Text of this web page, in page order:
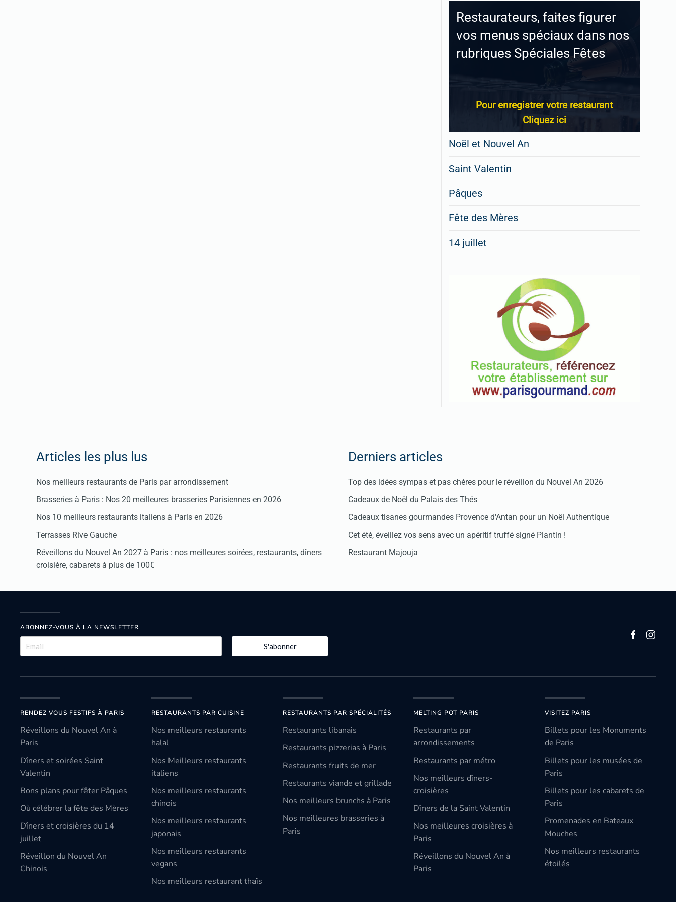
Restaurateurs, faites figurer
vos menus spéciaux dans nos
rubriques Spéciales Fêtes
Pour enregistrer votre restaurant
Cliquez ici
Noël et Nouvel An
Saint Valentin
Pâques
Fête des Mères
14 juillet
Articles les plus lus
Nos meilleurs restaurants de Paris par arrondissement
Brasseries à Paris : Nos 20 meilleures brasseries Parisiennes en 2026
Nos 10 meilleurs restaurants italiens à Paris en 2026
Terrasses Rive Gauche
Réveillons du Nouvel An 2027 à Paris : nos meilleures soirées, restaurants, dîners
croisière, cabarets à plus de 100€
Derniers articles
Top des idées sympas et pas chères pour le réveillon du Nouvel An 2026
Cadeaux de Noël du Palais des Thés
Cadeaux tisanes gourmandes Provence d'Antan pour un Noël Authentique
Cet été, éveillez vos sens avec un apéritif truffé signé Plantin !
Restaurant Majouja
ABONNEZ-VOUS À LA NEWSLETTER
S'abonner
RENDEZ VOUS FESTIFS À PARIS
Réveillons du Nouvel An à
Paris
Dîners et soirées Saint
Valentin
Bons plans pour fêter Pâques
Où célébrer la fête des Mères
Dîners et croisières du 14
juillet
Réveillon du Nouvel An
Chinois
RESTAURANTS PAR CUISINE
Nos meilleurs restaurants
halal
Nos Meilleurs restaurants
italiens
Nos meilleurs restaurants
chinois
Nos meilleurs restaurants
japonais
Nos meilleurs restaurants
vegans
Nos meilleurs restaurant thaïs
RESTAURANTS PAR SPÉCIALITÉS
Restaurants libanais
Restaurants pizzerias à Paris
Restaurants fruits de mer
Restaurants viande et grillade
Nos meilleurs brunchs à Paris
Nos meilleures brasseries à
Paris
MELTING POT PARIS
Restaurants par
arrondissements
Restaurants par métro
Nos meilleurs dîners-
croisières
Dîners de la Saint Valentin
Nos meilleures croisières à
Paris
Réveillons du Nouvel An à
Paris
VISITEZ PARIS
Billets pour les Monuments
de Paris
Billets pour les musées de
Paris
Billets pour les cabarets de
Paris
Promenades en Bateaux
Mouches
Nos meilleurs restaurants
étoilés